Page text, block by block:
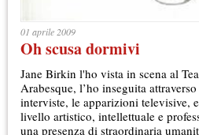
01 aprile 2009
Oh scusa dormivi
Jane Birkin l'ho vista in scena al
Arabesque, l’ho inseguita
interviste, le apparizioni televisive,
livello artistico, intellettuale e
una presenza di straordinaria